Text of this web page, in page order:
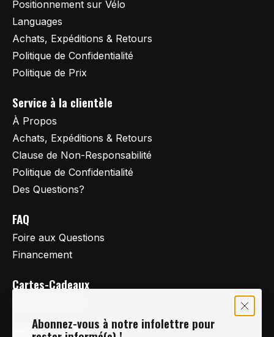
Positionnement sur Vélo
Languages
Achats, Expéditions & Retours
Politique de Confidentialité
Politique de Prix
Service à la clientèle
À Propos
Achats, Expéditions & Retours
Clause de Non-Responsabilité
Politique de Confidentialité
Des Questions?
FAQ
Foire aux Questions
Financement
Cartes-Cadeaux
Vertige Vélo Ski
Abonnez-vous à notre infolettre pour